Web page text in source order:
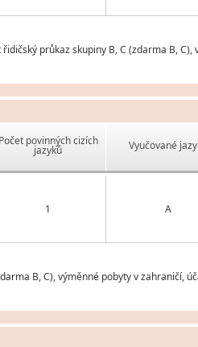
průkaz skupiny B, C (zdarma B,
Počet povinných cizích
jazyků Vyučované
1 A
B, C), výměnné pobyty v zahraničí,